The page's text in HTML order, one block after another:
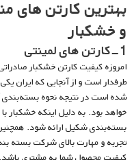
بهترین کارتن های
و خشکبار
1-کارتن های لمینتی
امروزه کیفیت کارتن خشکبار
طرفدار است و از آنجایی که ایران
شده است در نتیجه نحوه بسته‌بندی
خواهد بود. به دلیل اینکه خشکبار
بسته‌بندی شکیل ارائه شود.
تجربه و مهارت بالای شرکت بسته
کیفیت محصول شما به مشتری باشد.